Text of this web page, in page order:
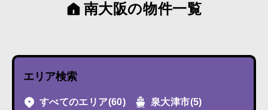
南大阪の物件一覧
エリア検索
すべてのエリア(60) 泉大津市(5)